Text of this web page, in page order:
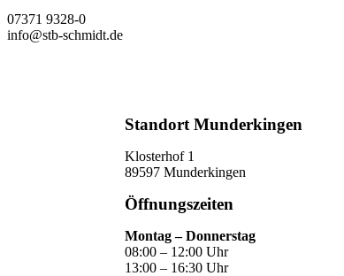
07371 9328-0
info@stb-schmidt.de
Standort Munderkingen
Klosterhof 1
89597 Munderkingen
Öffnungszeiten
Montag – Donnerstag
08:00 – 12:00 Uhr
13:00 – 16:30 Uhr